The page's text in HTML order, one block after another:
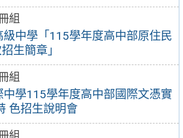
組
中學「115學年度高中部原住民
生簡章」
組
學115學年度高中部國際文憑實
色招生說明會
組